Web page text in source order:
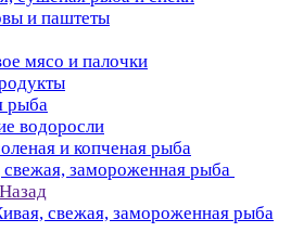
и паштеты
мясо и палочки
рыба
водоросли
и копченая рыба
замороженная рыба
Назад
свежая, замороженная рыба